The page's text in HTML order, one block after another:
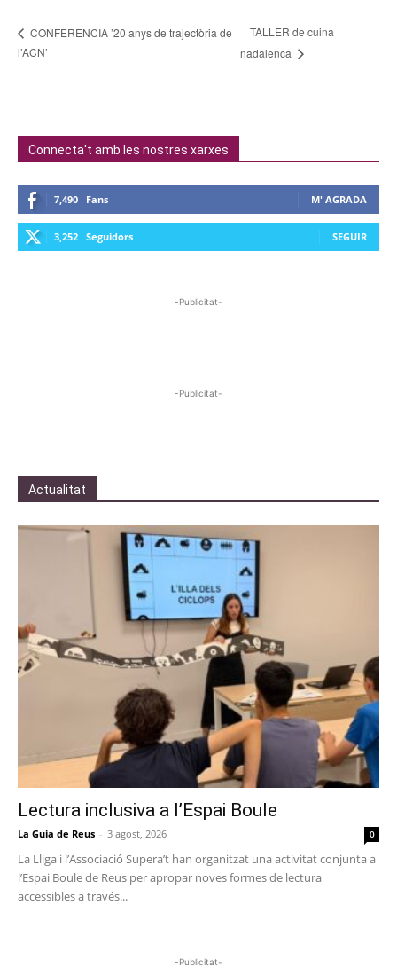
CONFERÈNCIA ’20 anys de trajectòria de
l’ACN’
TALLER de cuina
nadalenca
Connecta't amb les nostres xarxes
7,490 Fans M' AGRADA
3,252 Seguidors SEGUIR
-Publicitat-
-Publicitat-
Actualitat
Lectura inclusiva a l’Espai Boule
La Guia de Reus - 3 agost, 2026 0
La Lliga i l’Associació Supera’t han organitzat una activitat conjunta a
l’Espai Boule de Reus per apropar noves formes de lectura
accessibles a través...
-Publicitat-